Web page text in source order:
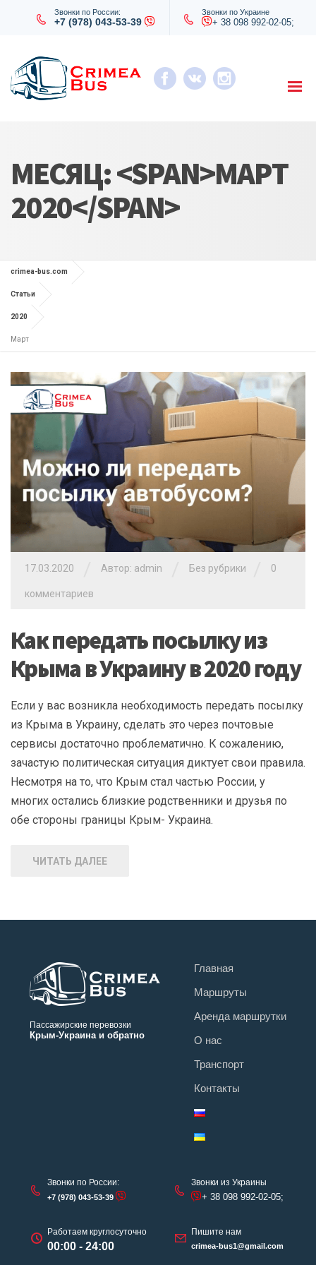
Звонки по России:
+7 (978) 043-53-39
Звонки по Украине
+ 38 098 992-02-05;
МЕСЯЦ: <SPAN>МАРТ
2020</SPAN>
crimea-bus.com
Статьи
2020
Март
17.03.2020 Автор: admin Без рубрики 0
комментариев
Как передать посылку из
Крыма в Украину в 2020 году
Если у вас возникла необходимость передать посылку
из Крыма в Украину, сделать это через почтовые
сервисы достаточно проблематично. К сожалению,
зачастую политическая ситуация диктует свои правила.
Несмотря на то, что Крым стал частью России, у
многих остались близкие родственники и друзья по
обе стороны границы Крым- Украина.
ЧИТАТЬ ДАЛЕЕ
Пассажирские перевозки
Крым-Украина и обратно
Главная
Маршруты
Аренда маршрутки
О нас
Транспорт
Контакты
Звонки по России:
+7 (978) 043-53-39
Работаем круглосуточно
00:00 - 24:00
Звонки из Украины
+ 38 098 992-02-05;
Пишите нам
crimea-bus1@gmail.com